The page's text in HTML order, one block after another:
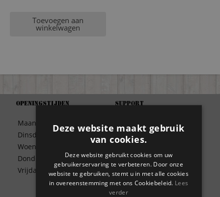
Toevoegen aan
winkelwagen
Openingstijden
Maandag
Dinsdag
Woensdag
Donderdag
Vrijdag
09:30 – 17:00
09:30 – 17:00
09:30 – 17:00
09:30 – 17:00
Support
Betaalwijze
Bezorgen
Contact
Disclaimer
Garantie
Meest gestelde vragen
Deze website maakt gebruik
van cookies.
Deze website gebruikt cookies om uw
gebruikerservaring te verbeteren. Door onze
website te gebruiken, stemt u in met alle cookies
in overeenstemming met ons Cookiebeleid. Lees
verder